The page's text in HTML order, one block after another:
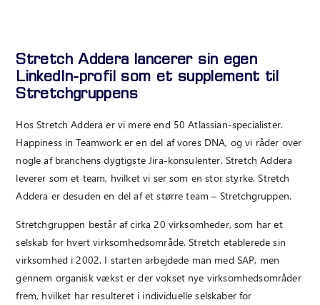
Stretch Addera lancerer sin egen
LinkedIn-profil som et supplement til
Stretchgruppens
Hos Stretch Addera er vi mere end 50 Atlassian-specialister.
Happiness in Teamwork er en del af vores DNA, og vi råder over
nogle af branchens dygtigste Jira-konsulenter. Stretch Addera
leverer som et team, hvilket vi ser som en stor styrke. Stretch
Addera er desuden en del af et større team – Stretchgruppen.
Stretchgruppen består af cirka 20 virksomheder, som har et
selskab for hvert virksomhedsområde. Stretch etablerede sin
virksomhed i 2002. I starten arbejdede man med SAP, men
gennem organisk vækst er der vokset nye virksomhedsområder
frem, hvilket har resulteret i individuelle selskaber for